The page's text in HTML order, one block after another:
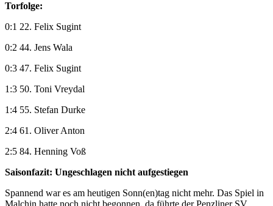
Torfolge:
0:1 22. Felix Sugint
0:2 44. Jens Wala
0:3 47. Felix Sugint
1:3 50. Toni Vreydal
1:4 55. Stefan Durke
2:4 61. Oliver Anton
2:5 84. Henning Voß
Saisonfazit: Ungeschlagen nicht aufgestiegen
Spannend war es am heutigen Sonn(en)tag nicht mehr. Das Spiel in